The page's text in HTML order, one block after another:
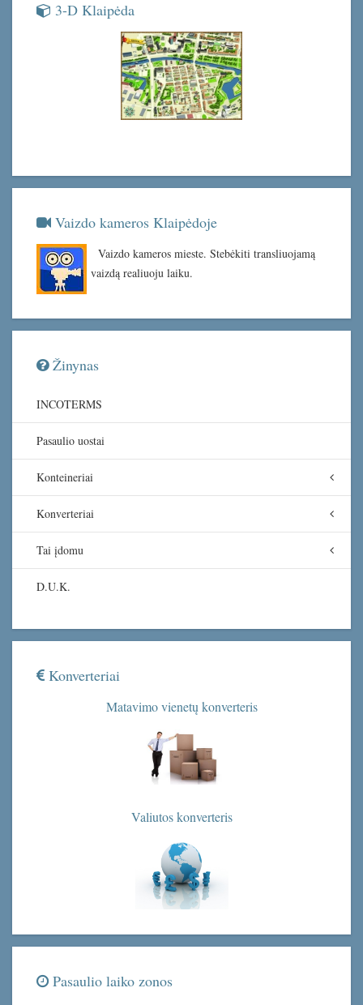
3-D Klaipėda
Vaizdo kameros Klaipėdoje
Vaizdo kameros mieste. Stebėkiti transliuojamą
vaizdą realiuoju laiku.
Žinynas
INCOTERMS
Pasaulio uostai
Konteineriai
Konverteriai
Tai įdomu
D.U.K.
Konverteriai
Matavimo vienetų konverteris
Valiutos konverteris
Pasaulio laiko zonos